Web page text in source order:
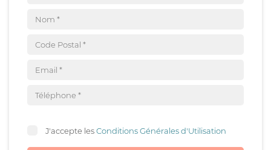
J'accepte lesConditions Générales d'Utilisation